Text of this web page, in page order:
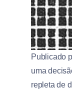
Publicado
uma
repleta de